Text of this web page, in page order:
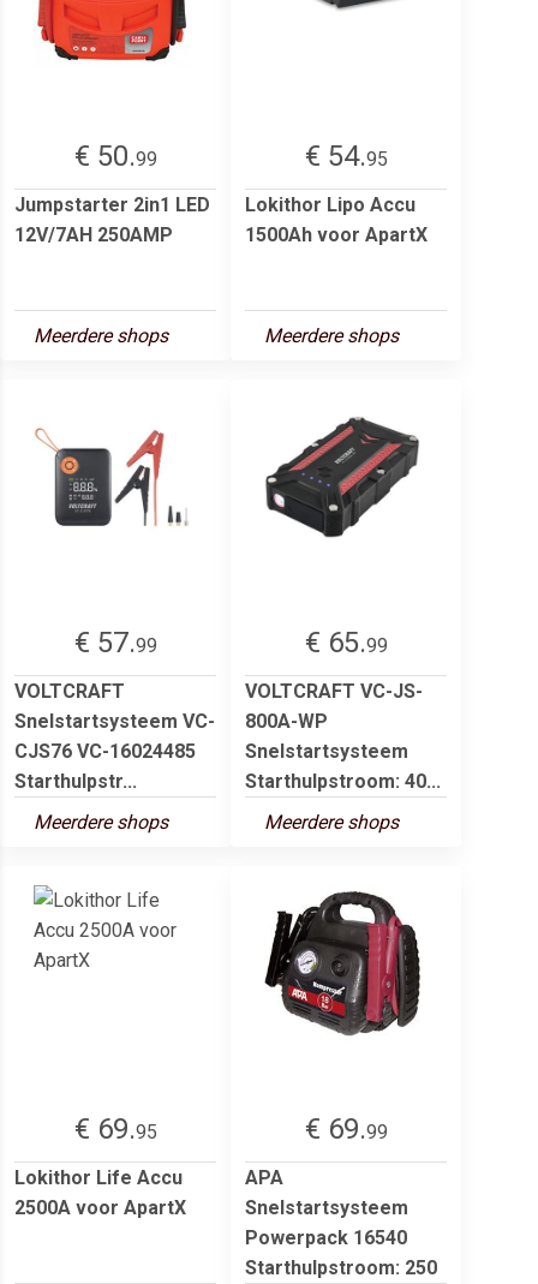
€ 50.99
Jumpstarter 2in1 LED
12V/7AH 250AMP
Meerdere shops
€ 54.95
Lokithor Lipo Accu
1500Ah voor ApartX
Meerdere shops
€ 57.99
VOLTCRAFT
Snelstartsysteem VC-
CJS76 VC-16024485
Starthulpstr...
Meerdere shops
€ 65.99
VOLTCRAFT VC-JS-
800A-WP
Snelstartsysteem
Starthulpstroom: 40...
Meerdere shops
€ 69.95
Lokithor Life Accu
2500A voor ApartX
€ 69.99
APA
Snelstartsysteem
Powerpack 16540
Starthulpstroom: 250